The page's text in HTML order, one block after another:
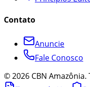
Contato
Anuncie
Fale Conosco
©2026 CBN